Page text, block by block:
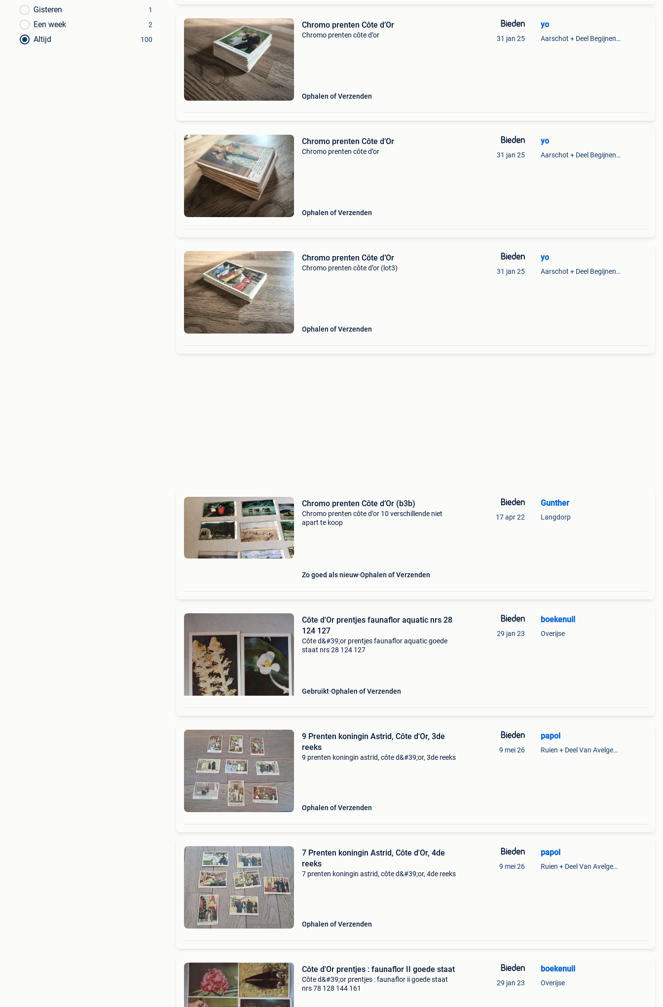
Gisteren 1
Een week 2
Altijd 100
Chromo prenten Côte d’Or
Chromo prenten côte d’or
Ophalen of Verzenden
Bieden
31 jan 25
yo
Aarschot + Deel Begijnendijk
Chromo prenten Côte d’Or
Chromo prenten côte d’or
Ophalen of Verzenden
Bieden
31 jan 25
yo
Aarschot + Deel Begijnendijk
Chromo prenten Côte d’Or
Chromo prenten côte d’or (lot3)
Ophalen of Verzenden
Bieden
31 jan 25
yo
Aarschot + Deel Begijnendijk
Chromo prenten Côte d’Or (b3b)
Chromo prenten côte d’or 10 verschillende niet
apart te koop
Zo goed als nieuw Ophalen of Verzenden
Bieden
17 apr 22
Gunther
Langdorp
Côte d'Or prentjes faunaflor aquatic nrs 28
124 127
Côte d&#39;or prentjes faunaflor aquatic goede
staat nrs 28 124 127
Gebruikt Ophalen of Verzenden
Bieden
29 jan 23
boekenuil
Overijse
9 Prenten koningin Astrid, Côte d'Or, 3de
reeks
9 prenten koningin astrid, côte d&#39;or, 3de reeks
Ophalen of Verzenden
Bieden
9 mei 26
papol
Ruien + Deel Van Avelgem En Waarmaarde
7 Prenten koningin Astrid, Côte d'Or, 4de
reeks
7 prenten koningin astrid, côte d&#39;or, 4de reeks
Ophalen of Verzenden
Bieden
9 mei 26
papol
Ruien + Deel Van Avelgem En Waarmaarde
Côte d'Or prentjes : faunaflor II goede staat
Côte d&#39;or prentjes : faunaflor ii goede staat
nrs 78 128 144 161
Bieden
29 jan 23
boekenuil
Overijse